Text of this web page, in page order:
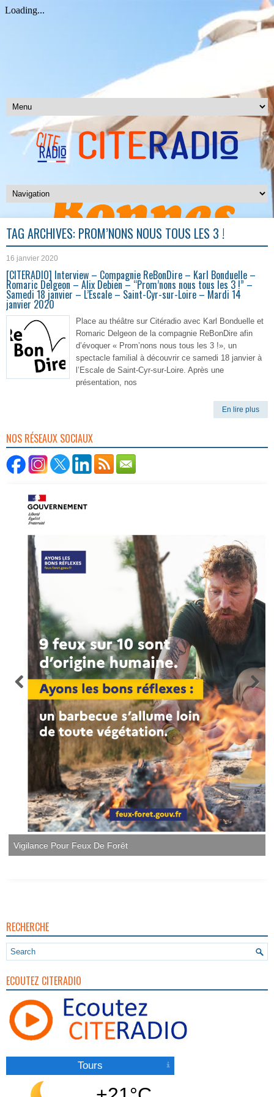
TAG ARCHIVES: PROM’NONS NOUS TOUS LES 3 !
16 janvier 2020
[CITERADIO] Interview – Compagnie ReBonDire – Karl Bonduelle –
Romaric Delgeon – Alix Debien – “Prom’nons nous tous les 3 !” –
Samedi 18 janvier – L’Escale – Saint-Cyr-sur-Loire – Mardi 14
janvier 2020
Place au théâtre sur Citéradio avec Karl Bonduelle et
Romaric Delgeon de la compagnie ReBonDire afin
d’évoquer « Prom’nons nous tous les 3 !», un
spectacle familial à découvrir ce samedi 18 janvier à
l’Escale de Saint-Cyr-sur-Loire. Après une
présentation, nos
En lire plus
NOS RÉSEAUX SOCIAUX
Vigilance Pour Feux De Forêt
RECHERCHE
ECOUTEZ CITERADIO
Tours